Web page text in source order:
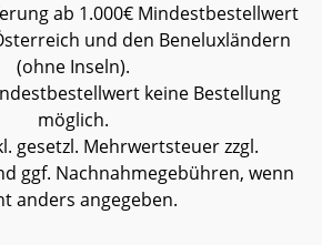
ab 1.000€ Mindestbestellwert
und den Beneluxländern
(ohne Inseln).
keine Bestellung
möglich.
gesetzl. Mehrwertsteuer zzgl.
ggf. Nachnahmegebühren, wenn
anders angegeben.